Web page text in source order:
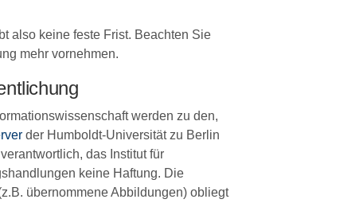
also keine feste Frist. Beachten Sie
mehr vornehmen.
werden zu den,
der Humboldt-Universität zu Berlin
das Institut für
keine Haftung. Die
übernommene Abbildungen) obliegt